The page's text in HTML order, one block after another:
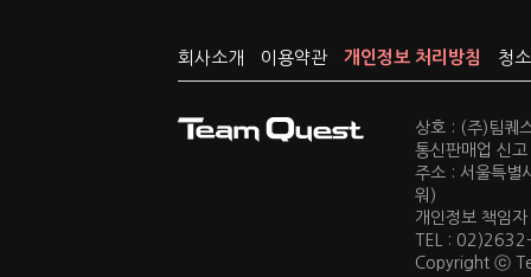
회사소개 이용약관 개인정보 처리방침 청
상호 : (주)팀퀘
통신판매업 신
주소 : 서울특
워)
개인정보 책
TEL :
Copyright ⓒ